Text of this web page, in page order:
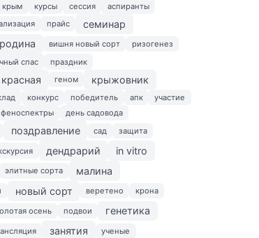
крым курсы сессия аспиранты
прайс
семинар
вишня новый сорт
ризогенез
спас праздник
геном крыжовник
конкурс победитель апк
участие
феноспектры
день садовода
поздравление сад защита
дендрарий in vitro
элитные сорта малина
новый сорт веретено крона
осень подвои
генетика
занятия ученые